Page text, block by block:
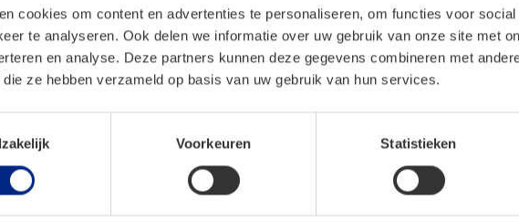
cookies om content en advertenties te personaliseren, om functies voor
te analyseren. Ook delen we informatie over uw gebruik van onze site met
en analyse. Deze partners kunnen deze gegevens combineren met
ze hebben verzameld op basis van uw gebruik van hun services.
Voorkeuren Statistieken